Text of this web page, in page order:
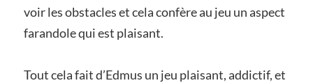
voir les obstacles et cela confère au jeu un aspect
farandole qui est plaisant.
Tout cela fait d’Edmus un jeu plaisant, addictif, et